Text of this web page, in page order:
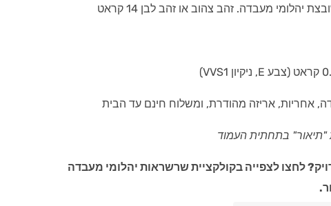
יהלומי מעבדה. זהב צהוב או זהב לבן 14 קראט
אחריות, אריזה מהודרת, ומשלוח חינם עד הבית
בתחתית העמוד
לחצו לצפייה בקולקציית שרשראות יהלומי מעבדה